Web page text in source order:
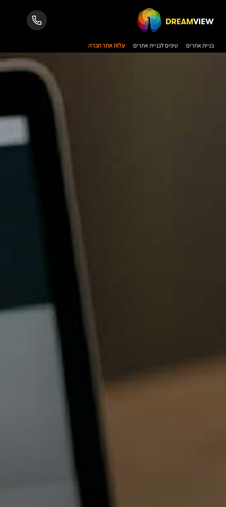
בניית אתרים טיפים לבניית אתרים עלות אתר חברה